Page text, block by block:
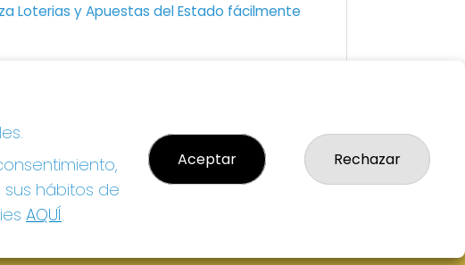
Loterias y Apuestas del Estado fácilmente
Política de Privacidad
Política de Cookies
Condiciones de Compra
Tienda de Lotería Nacional
hábitos de
AQUÍ.
Aceptar Rechazar